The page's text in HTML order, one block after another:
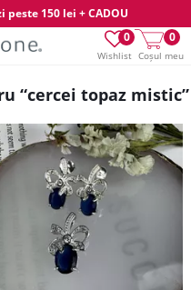
peste 150 lei + CADOU
Wishlist
0
Coșul meu
0
“cercei topaz mistic”